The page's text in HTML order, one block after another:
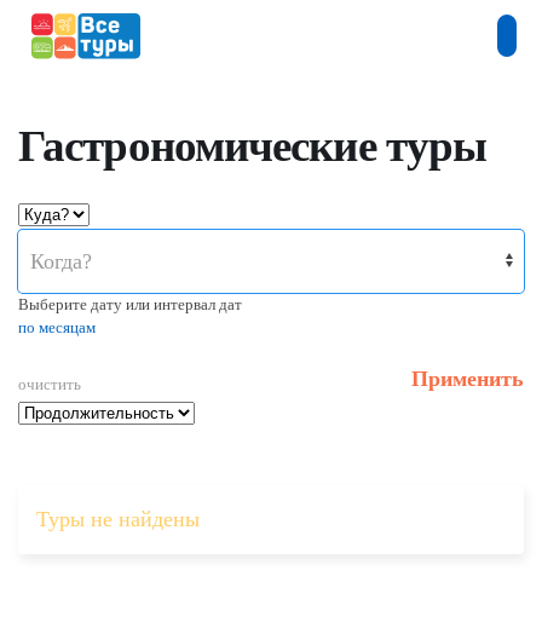
Гастрономические туры
Когда?
Выберите дату или интервал дат
по месяцам
очистить Применить
Туры не найдены